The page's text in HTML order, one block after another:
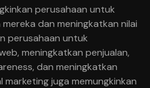
perusahaan untuk
dan meningkatkan nilai
perusahaan untuk
meningkatkan penjualan,
dan meningkatkan
juga memungkinkan